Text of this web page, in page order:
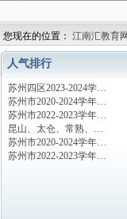
您现在的位置： 江南汇教育网
人气排行
苏州四区2023-2024学…
苏州市2020-2024学年…
苏州市2022-2023学年…
昆山、太仓、常熟、…
苏州市2020-2024学年…
苏州市2022-2023学年…